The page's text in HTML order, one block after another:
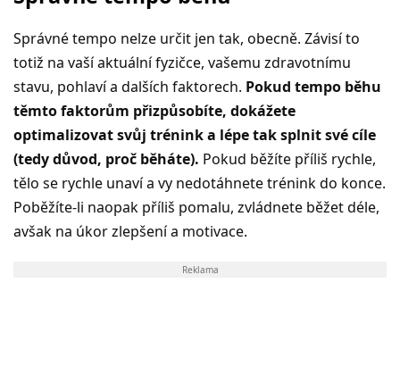
Správné tempo nelze určit jen tak, obecně. Závisí to
totiž na vaší aktuální fyzičce, vašemu zdravotnímu
stavu, pohlaví a dalších faktorech. Pokud tempo běhu
těmto faktorům přizpůsobíte, dokážete
optimalizovat svůj trénink a lépe tak splnit své cíle
(tedy důvod, proč běháte). Pokud běžíte příliš rychle,
tělo se rychle unaví a vy nedotáhnete trénink do konce.
Poběžíte-li naopak příliš pomalu, zvládnete běžet déle,
avšak na úkor zlepšení a motivace.
Reklama